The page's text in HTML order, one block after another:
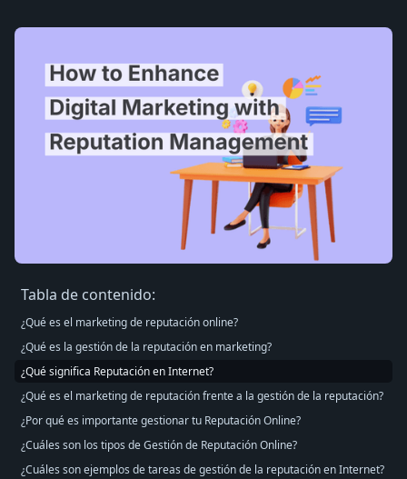
Tabla de contenido:
¿Qué es el marketing de reputación online?
¿Qué es la gestión de la reputación en marketing?
¿Qué significa Reputación en Internet?
¿Qué es el marketing de reputación frente a la gestión de la reputación?
¿Por qué es importante gestionar tu Reputación Online?
¿Cuáles son los tipos de Gestión de Reputación Online?
¿Cuáles son ejemplos de tareas de gestión de la reputación en Internet?